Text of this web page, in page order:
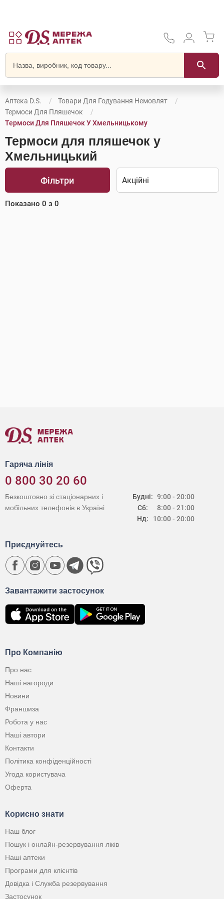
Аптека D.S.
Товари Для Годування Немовлят
Термоси Для Пляшечок
Термоси Для Пляшечок У Хмельницькому
Термоси для пляшечок у
Хмельницький
Фільтри
Показано 0 з 0
Гаряча лінія
0 800 30 20 60
Будні:
Сб:
Нд:
9:00 - 20:00
8:00 - 21:00
10:00 - 20:00
Безкоштовно зі стаціонарних і
мобільних телефонів в Україні
Про Компанію
Про нас
Наші нагороди
Новини
Франшиза
Робота у нас
Наші автори
Контакти
Політика конфіденційності
Угода користувача
Оферта
Корисно знати
Наш блог
Пошук і онлайн-резервування ліків
Наші аптеки
Програми для клієнтів
Довідка і Служба резервування
Застосунок
Завантажити застосунок
Приєднуйтесь